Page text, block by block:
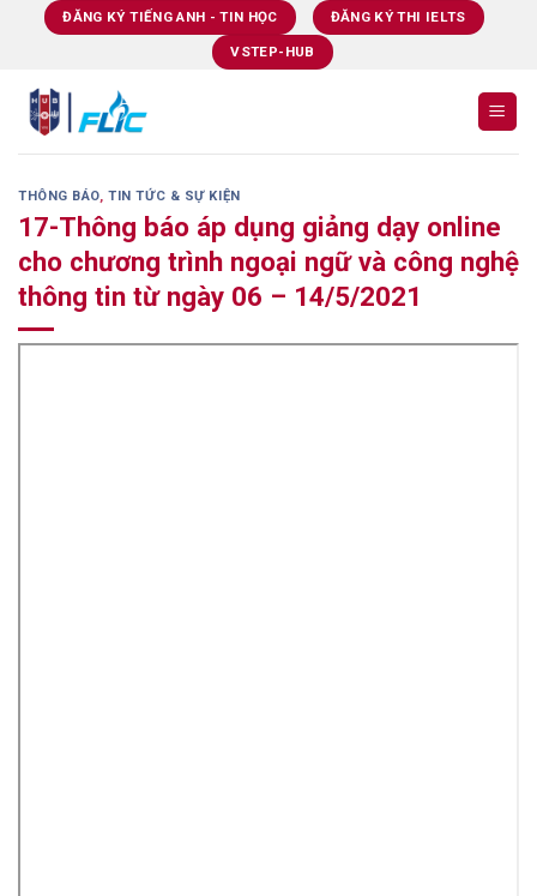
ĐĂNG KÝ TIẾNG ANH - TIN HỌC ĐĂNG KÝ THI IELTS
VSTEP-HUB
THÔNG BÁO,TIN TỨC & SỰ KIỆN
17-Thông báo áp dụng giảng dạy online
cho chương trình ngoại ngữ và công nghệ
thông tin từ ngày 06 – 14/5/2021